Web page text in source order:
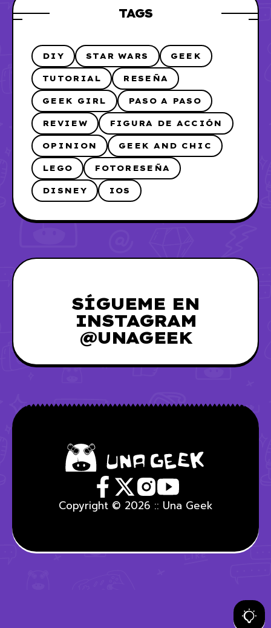
TAGS
DIY STAR WARS GEEK
TUTORIAL RESEÑA
GEEK GIRL PASO A PASO
REVIEW FIGURA DE ACCIÓN
OPINION GEEK AND CHIC
LEGO FOTORESEÑA
DISNEY IOS
SÍGUEME EN
INSTAGRAM
@UNAGEEK
Copyright © 2026 :: Una Geek